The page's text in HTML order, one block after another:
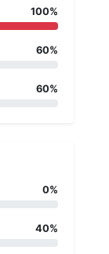
100%
60%
60%
0%
40%